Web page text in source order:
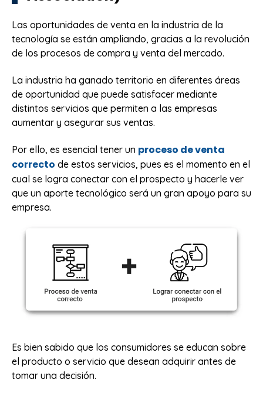
Las oportunidades de venta en la industria de la
tecnología se están ampliando, gracias a la revolución
de los procesos de compra y venta del mercado.
La industria ha ganado territorio en diferentes áreas
de oportunidad que puede satisfacer mediante
distintos servicios que permiten a las empresas
aumentar y asegurar sus ventas.
Por ello, es esencial tener un proceso de venta
correcto de estos servicios, pues es el momento en el
cual se logra conectar con el prospecto y hacerle ver
que un aporte tecnológico será un gran apoyo para su
empresa.
Es bien sabido que los consumidores se educan sobre
el producto o servicio que desean adquirir antes de
tomar una decisión.